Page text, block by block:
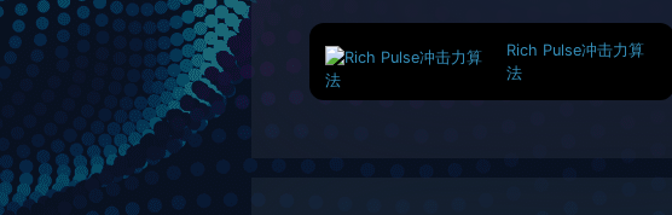
Rich Pulse冲击力算
法